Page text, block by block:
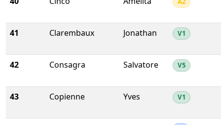
41 Clarembaux Jonathan V1
42 Consagra Salvatore V5
43 Copienne Yves V1